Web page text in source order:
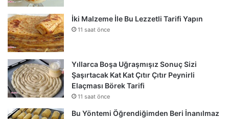
İki Malzeme İle Bu Lezzetli Tarifi Yapın
11 saat önce
Yıllarca Boşa Uğraşmışız Sonuç Sizi
Şaşırtacak Kat Kat Çıtır Çıtır Peynirli
Elaçması Börek Tarifi
11 saat önce
Bu Yöntemi Öğrendiğimden Beri İnanılmaz